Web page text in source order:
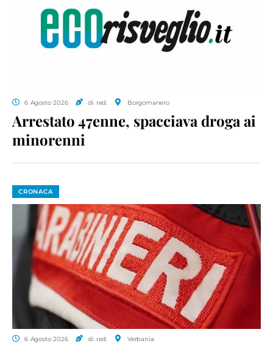
6 Agosto 2026 di red. Borgomanero
Arrestato 47enne, spacciava droga ai
minorenni
CRONACA
6 Agosto 2026 di red. Verbania